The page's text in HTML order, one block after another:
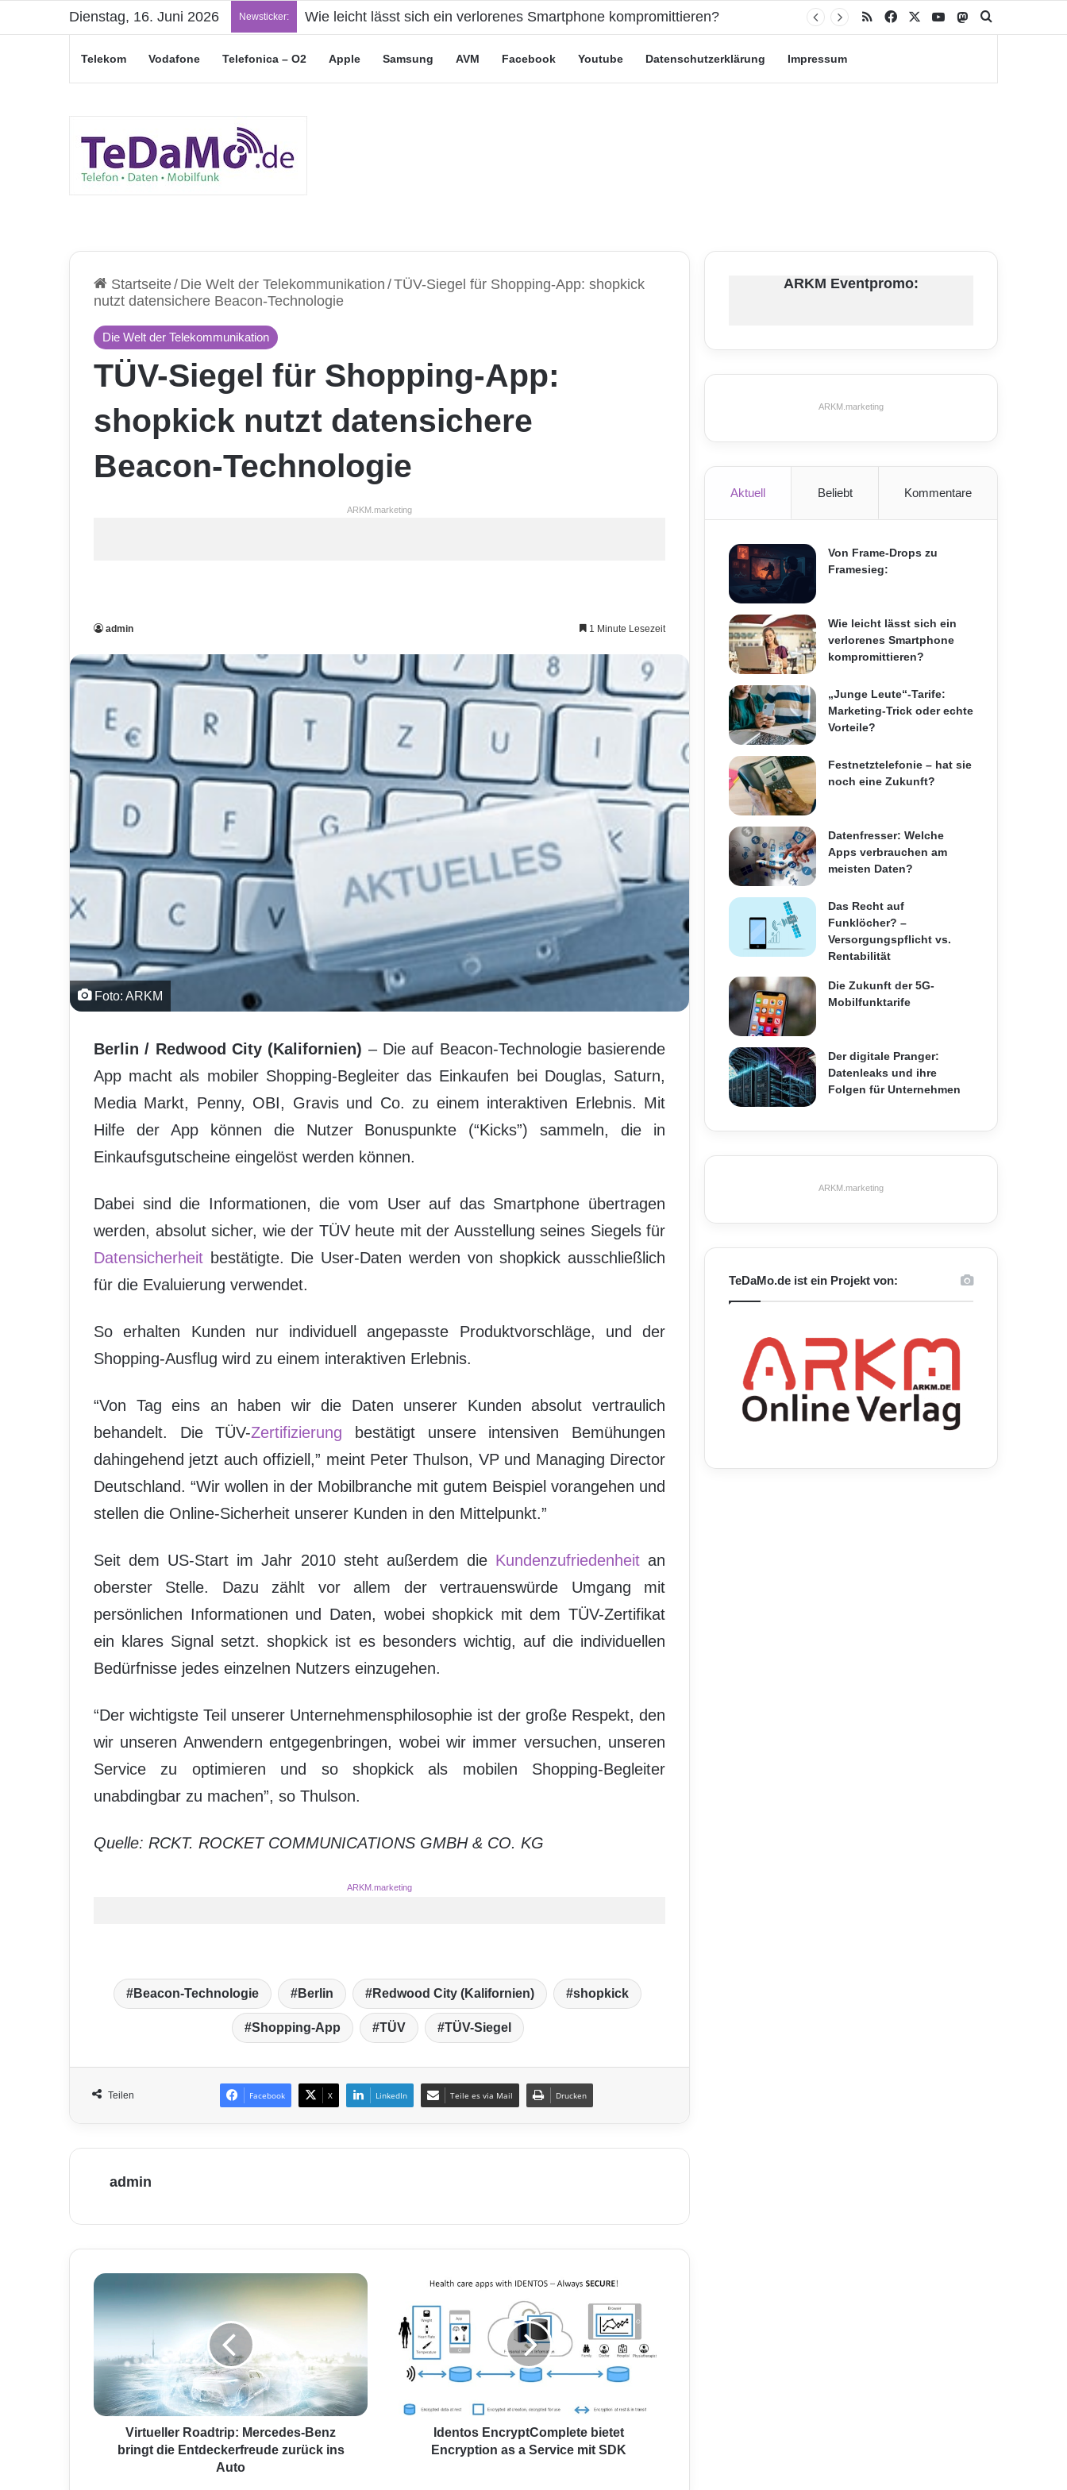
Dienstag, 16. Juni 2026 Newsticker: „Junge Leute“-Tarife: Marketing-Trick oder echte Vorteile? RSS Facebook YouTubeMastodon
Telekom Vodafone Telefonica – O2 Apple Samsung AVM Facebook Youtube Datenschutzerklärung Impressum
Startseite/ Die Welt der Telekommunikation /TÜV-Siegel für Shopping-App: shopkick
nutzt datensichere Beacon-Technologie
Die Welt der Telekommunikation
TÜV-Siegel für Shopping-App:
shopkick nutzt datensichere
Beacon-Technologie
ARKM.marketing
admin 1 Minute Lesezeit
Foto: ARKM
Berlin / Redwood City (Kalifornien) – Die auf Beacon-Technologie basierende
App macht als mobiler Shopping-Begleiter das Einkaufen bei Douglas, Saturn,
Media Markt, Penny, OBI, Gravis und Co. zu einem interaktiven Erlebnis. Mit
Hilfe der App können die Nutzer Bonuspunkte (“Kicks”) sammeln, die in
Einkaufsgutscheine eingelöst werden können.
Dabei sind die Informationen, die vom User auf das Smartphone übertragen
werden, absolut sicher, wie der TÜV heute mit der Ausstellung seines Siegels für
Datensicherheit bestätigte. Die User-Daten werden von shopkick ausschließlich
für die Evaluierung verwendet.
So erhalten Kunden nur individuell angepasste Produktvorschläge, und der
Shopping-Ausflug wird zu einem interaktiven Erlebnis.
“Von Tag eins an haben wir die Daten unserer Kunden absolut vertraulich
behandelt. Die TÜV-Zertifizierung bestätigt unsere intensiven Bemühungen
dahingehend jetzt auch offiziell,” meint Peter Thulson, VP und Managing Director
Deutschland. “Wir wollen in der Mobilbranche mit gutem Beispiel vorangehen und
stellen die Online-Sicherheit unserer Kunden in den Mittelpunkt.”
Seit dem US-Start im Jahr 2010 steht außerdem die Kundenzufriedenheitan
oberster Stelle. Dazu zählt vor allem der vertrauenswürde Umgang mit
persönlichen Informationen und Daten, wobei shopkick mit dem TÜV-Zertifikat
ein klares Signal setzt. shopkick ist es besonders wichtig, auf die individuellen
Bedürfnisse jedes einzelnen Nutzers einzugehen.
“Der wichtigste Teil unserer Unternehmensphilosophie ist der große Respekt, den
wir unseren Anwendern entgegenbringen, wobei wir immer versuchen, unseren
Service zu optimieren und so shopkick als mobilen Shopping-Begleiter
unabdingbar zu machen”, so Thulson.
Quelle: RCKT. ROCKET COMMUNICATIONS GMBH & CO. KG
ARKM.marketing
Beacon-Technologie Berlin Redwood City (Kalifornien) shopkick
Shopping-App TÜV TÜV-Siegel
Teilen Facebook X LinkedIn Teile es via Mail Drucken
admin
V
i
r
e
l
e
Virtueller Roadtrip: Mercedes-Benz
bringt die Entdeckerfreude zurück ins
Auto
n
Identos EncryptComplete bietet
Encryption as a Service mit SDK
ARKM Eventpromo:
ARKM.marketing
Aktuell Beliebt Kommentare
Von Frame-Drops zu
Framesieg:
Wie leicht lässt sich ein
verlorenes Smartphone
kompromittieren?
„Junge Leute“-Tarife:
Marketing-Trick oder echte
Vorteile?
Festnetztelefonie – hat sie
noch eine Zukunft?
Datenfresser: Welche
Apps verbrauchen am
meisten Daten?
Das Recht auf
Funklöcher? –
Versorgungspflicht vs.
Rentabilität
Die Zukunft der 5G-
Mobilfunktarife
Der digitale Pranger:
Datenleaks und ihre
Folgen für Unternehmen
ARKM.marketing
TeDaMo.de ist ein Projekt von: